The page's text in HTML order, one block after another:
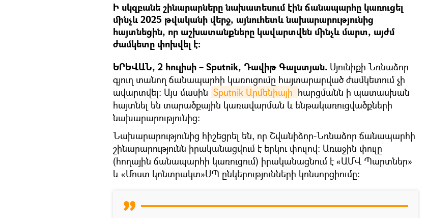
Ի սկզբանե շինարարները նախատեսում էին ճանապարհը կառուցել
մինչև 2025 թվականի վերջ, այնուհետև նախարարությունից
հայտնեցին, որ աշխատանքները կավարտվեն մինչև մարտ, այժմ
ժամկետը փոխվել է։
ԵՐԵՎԱՆ, 2 հուլիսի – Sputnik, Դավիթ Գալստյան. Սյունիքի Նռնաձոր
գյուղ տանող ճանապարհի կառուցումը հայտարարված ժամկետում չի
ավարտվել։ Այս մասին Sputnik Արմենիայի հարցմանն ի պատասխան
հայտնել են տարածքային կառավարման և ենթակառուցվածքների
նախարարությունից։
Նախարարությունից հիշեցրել են, որ Շվանիձոր-Նռնաձոր ճանապարհի
շինարարությունն իրականացվում է երկու փուլով։ Առաջին փուլը
(հողային ճանապարհի կառուցում) իրականացնում է «ԱՄՎ Պարտներ»
և «Մոստ կոնտրակտ»ՍՊ ընկերությունների կոնսորցիումը: